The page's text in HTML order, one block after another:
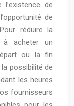
de
de
réduire la
à acheter un
ou la fin
possibilité de
les heures
fournisseurs